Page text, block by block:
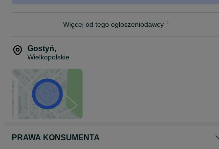
Więcej od tego ogłoszeniodawcy
Gostyń,
Wielkopolskie
PRAWA KONSUMENTA